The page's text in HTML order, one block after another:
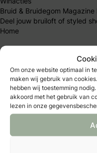
Om onze website optimaal in
maken wij gebruik van
hebben wij toestemming
akkoord met het gebruik van
lezen in onze
Bruid & Bruidegom Magazine
Deel jouw bruiloft of styled
Home
Meest gelezen
Wat is ondertrouw?
Welke soorten trouwjurken
Wat doet een
Wanneer een trouwkaart
Wat kost een gemiddelde
Moet ik de vader om de
Hoeveel geld moet je geven